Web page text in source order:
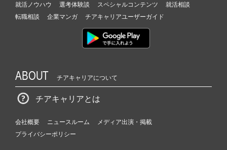
就活ノウハウ 選考体験談 スペシャルコンテンツ
就活相談
転職相談
企業マンガ チアキャリアユーザーガイド
ABOUT チアキャリアについて
チアキャリアとは
会社概要 ニュースルーム
メディア出演・掲載
プライバシーポリシー